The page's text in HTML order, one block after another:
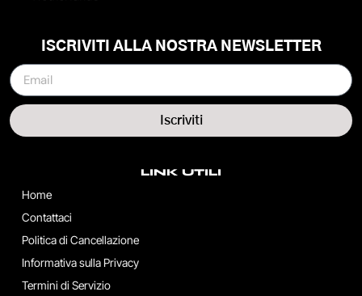
LINK UTILI
Home
Contattaci
Politica di Cancellazione
Informativa sulla Privacy
Termini di Servizio
ISCRIVITI ALLA NOSTRA NEWSLETTER
Iscriviti